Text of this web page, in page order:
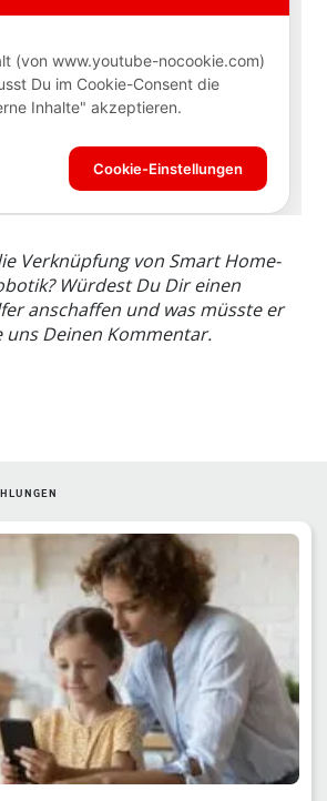
Verknüpfung von Smart Home-
Würdest Du Dir einen
anschaffen und was müsste er
uns Deinen Kommentar.